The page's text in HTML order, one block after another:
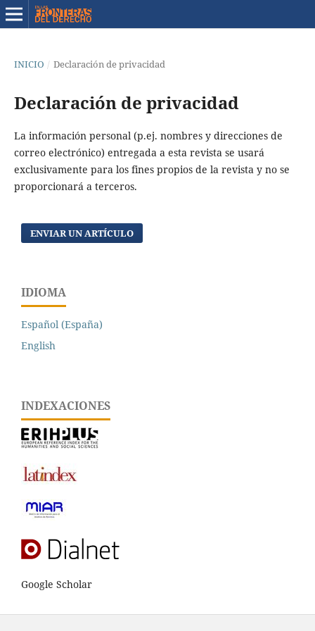
INICIO / Declaración de privacidad
Declaración de privacidad
La información personal (p.ej. nombres y direcciones de
correo electrónico) entregada a esta revista se usará
exclusivamente para los fines propios de la revista y no se
proporcionará a terceros.
ENVIAR UN ARTÍCULO
IDIOMA
Español (España)
English
INDEXACIONES
Google Scholar